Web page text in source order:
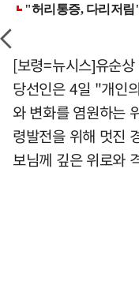
[보령=뉴시스]유순
당선인은 4일 "개인
와 변화를 염원하는
령발전을 위해 멋진
보님께 깊은 위로와